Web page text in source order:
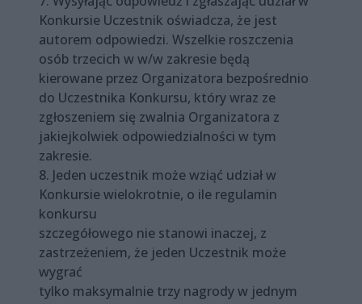
Konkursie Uczestnik oświadcza, że jest
autorem odpowiedzi. Wszelkie roszczenia
osób trzecich w w/w zakresie będą
kierowane przez Organizatora bezpośrednio
do Uczestnika Konkursu, który wraz ze
zgłoszeniem się zwalnia Organizatora z
jakiejkolwiek odpowiedzialności w tym
zakresie.
8. Jeden uczestnik może wziąć udział w
Konkursie wielokrotnie, o ile regulamin
konkursu
szczegółowego nie stanowi inaczej, z
zastrzeżeniem, że jeden Uczestnik może
wygrać
tylko maksymalnie trzy nagrody w jednym